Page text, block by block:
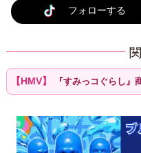
フォローする
『すみっコぐらし』